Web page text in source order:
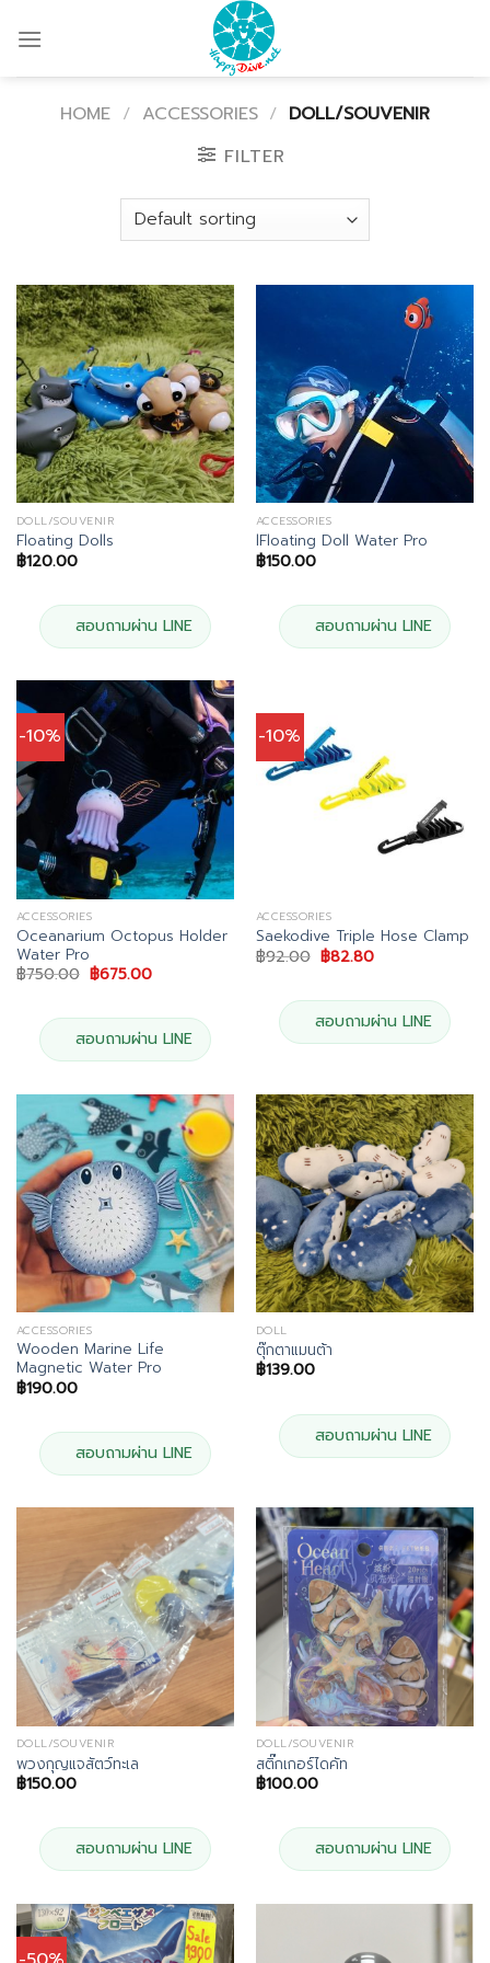
HOME / ACCESSORIES / DOLL/SOUVENIR
FILTER
DOLL/SOUVENIR
Floating Dolls
฿120.00
สอบถามผ่าน LINE
ACCESSORIES
lFloating Doll Water Pro
฿150.00
สอบถามผ่าน LINE
-10%
ACCESSORIES
Oceanarium Octopus Holder
Water Pro
฿750.00 Original
price
฿750.00.
฿675.00Current
฿675.00.
สอบถามผ่าน LINE
-10%
ACCESSORIES
Saekodive Triple Hose Clamp
฿92.00 Original
price
฿92.00.
฿82.80Current
฿82.80.
สอบถามผ่าน LINE
ACCESSORIES
Wooden Marine Life
Magnetic Water Pro
฿190.00
สอบถามผ่าน LINE
DOLL
ตุ๊กตาแมนต้า
฿139.00
สอบถามผ่าน LINE
DOLL/SOUVENIR
พวงกุญแจสัตว์ทะเล
฿150.00
สอบถามผ่าน LINE
DOLL/SOUVENIR
สติ๊กเกอร์ไดคัท
฿100.00
สอบถามผ่าน LINE